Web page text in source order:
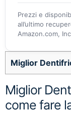
Prezzi e
all’ultimo
Amazon.com,
Miglior
Miglior
come fare